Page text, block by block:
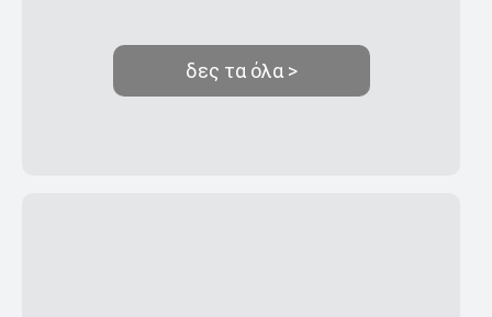
δες τα όλα >